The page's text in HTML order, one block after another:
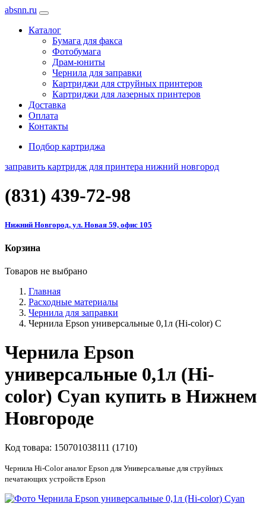
absnn.ru
Каталог
Бумага для факса
Фотобумага
Драм-юниты
Чернила для заправки
Картриджи для струйных принтеров
Картриджи для лазерных принтеров
Доставка
Оплата
Контакты
Подбор картриджа
заправить картридж для принтера нижний новгород
(831) 439-72-98
Нижний Новгород, ул. Новая 59, офис 105
Корзина
Товаров не выбрано
Главная
Расходные материалы
Чернила для заправки
Чернила Epson универсальные 0,1л (Hi-color) С
Чернила Epson
универсальные 0,1л (Hi-
color) Сyan купить в Нижнем
Новгороде
Код товара: 150701038111 (1710)
Чернила Hi-Color аналог Epson для Универсальные для струйных
печатающих устройств Epson